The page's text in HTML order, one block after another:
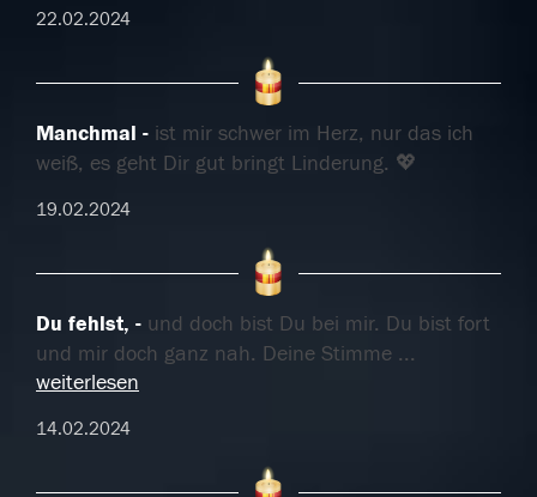
22.02.2024
Manchmal
ist mir schwer im Herz, nur das ich
weiß, es geht Dir gut bringt Linderung. 💖
19.02.2024
Du fehlst,
und doch bist Du bei mir. Du bist fort
und mir doch ganz nah. Deine Stimme ...
weiterlesen
14.02.2024